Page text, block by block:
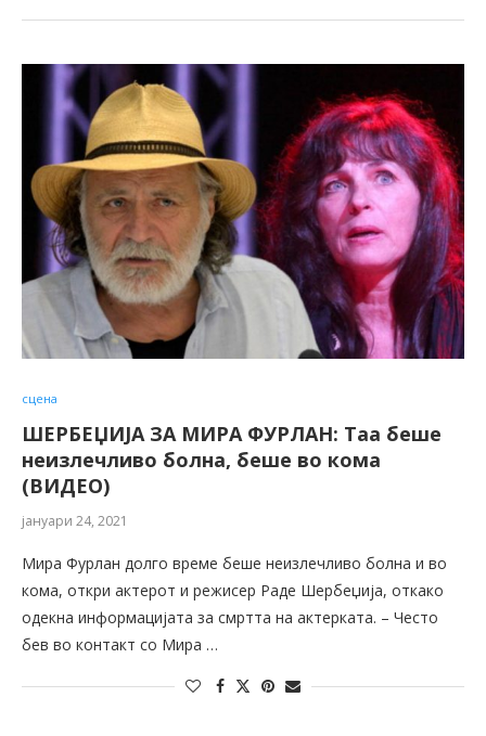
сцена
ШЕРБЕЏИЈА ЗА МИРА ФУРЛАН: Таа беше
неизлечливо болна, беше во кома
(ВИДЕО)
јануари 24, 2021
Мира Фурлан долго време беше неизлечливо болна и во
кома, откри актерот и режисер Раде Шербеџија, откако
одекна информацијата за смртта на актерката. – Често
бев во контакт со Мира …